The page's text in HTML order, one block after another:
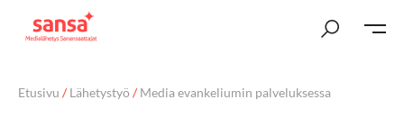
Etusivu /Lähetystyö /Media evankeliumin palveluksessa